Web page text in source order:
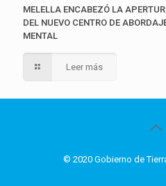
MELELLA ENCABEZÓ LA
DEL NUEVO CENTRO DE
MENTAL
Leer más
© 2020 Gobierno de